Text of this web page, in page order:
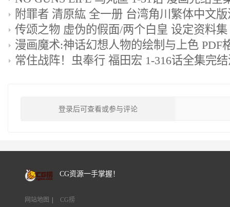
登录后可查看或参与评论
CG资源一手掌握！
网站地图 CG捞